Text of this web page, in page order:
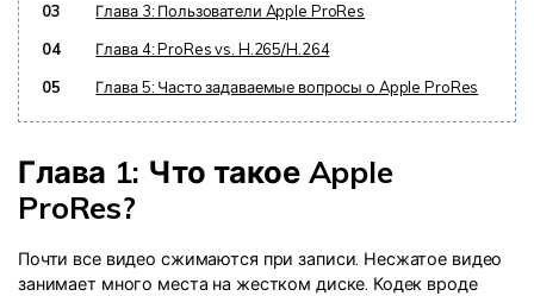
03
Глава 3: Пользователи Apple ProRes
04
Глава 4: ProRes vs. H.265/H.264
05
Глава 5: Часто задаваемые вопросы о Apple ProRes
Глава 1: Что такое Apple
ProRes?
Почти все видео сжимаются при записи. Несжатое видео
занимает много места на жестком диске. Кодек вроде